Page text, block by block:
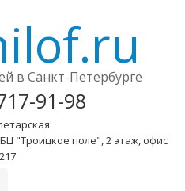
в Санкт-Петербурге
91-98
"Троицкое поле", 2 этаж, офис
217